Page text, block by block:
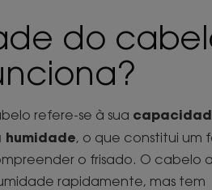
do
refere-se à sua
humidade, o que constitui um
o frisado. O cabelo
rapidamente, mas tem